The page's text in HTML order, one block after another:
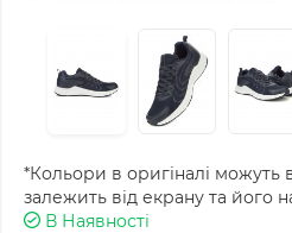
*Кольори в оригіналі можуть
залежить від екрану та його
В Наявності